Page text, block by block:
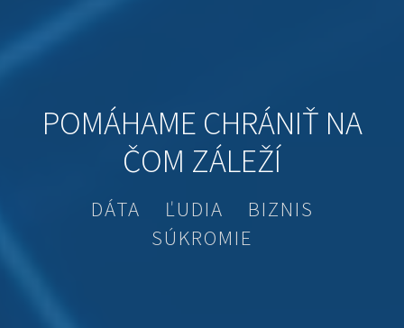
POMÁHAME CHRÁNIŤ NA
ČOM ZÁLEŽÍ
DÁTA ĽUDIA BIZNIS
SÚKROMIE